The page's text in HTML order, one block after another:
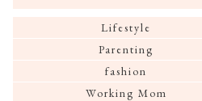
Lifestyle
Parenting
fashion
Working Mom